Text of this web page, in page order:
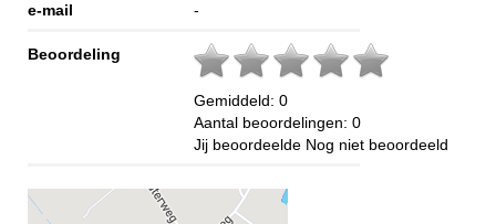
e-mail -
Beoordeling
Gemiddeld: 0
Aantal beoordelingen: 0
Jij beoordeelde Nog niet beoordeeld